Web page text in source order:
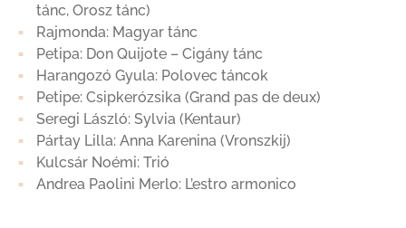
tánc, Orosz tánc)
Rajmonda: Magyar tánc
Petipa: Don Quijote – Cigány tánc
Harangozó Gyula: Polovec táncok
Petipe: Csipkerózsika (Grand pas de deux)
Seregi László: Sylvia (Kentaur)
Pártay Lilla: Anna Karenina (Vronszkij)
Kulcsár Noémi: Trió
Andrea Paolini Merlo: L’estro armonico